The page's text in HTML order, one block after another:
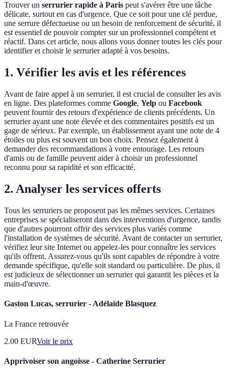
Trouver un serrurier rapide à Paris peut s'avérer être une tâche
délicate, surtout en cas d'urgence. Que ce soit pour une clé perdue,
une serrure défectueuse ou un besoin de renforcement de sécurité, il
est essentiel de pouvoir compter sur un professionnel compétent et
réactif. Dans cet article, nous allons vous donner toutes les clés pour
identifier et choisir le serrurier adapté à vos besoins.
1. Vérifier les avis et les références
Avant de faire appel à un serrurier, il est crucial de consulter les avis
en ligne. Des plateformes comme Google, Yelp ou Facebook
peuvent fournir des retours d'expérience de clients précédents. Un
serrurier ayant une note élevée et des commentaires positifs est un
gage de sérieux. Par exemple, un établissement ayant une note de 4
étoiles ou plus est souvent un bon choix. Pensez également à
demander des recommandations à votre entourage. Les retours
d'amis ou de famille peuvent aider à choisir un professionnel
reconnu pour sa rapidité et son efficacité.
2. Analyser les services offerts
Tous les serruriers ne proposent pas les mêmes services. Certaines
entreprises se spécialiseront dans des interventions d'urgence, tandis
que d'autres pourront offrir des services plus variés comme
l'installation de systèmes de sécurité. Avant de contacter un serrurier,
vérifiez leur site Internet ou appelez-les pour connaître les services
qu'ils offrent. Assurez-vous qu'ils sont capables de répondre à votre
demande spécifique, qu'elle soit standard ou particulière. De plus, il
est judicieux de sélectionner un serrurier qui garantit les pièces et la
main-d'œuvre.
Gaston Lucas, serrurier - Adélaïde Blasquez
La France retrouvée
2.00 EURVoir le prix
Apprivoiser son angoisse - Catherine Serrurier